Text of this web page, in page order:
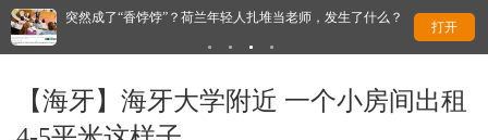
突然成了“香饽饽”？荷兰年轻人扎堆当老师，发生了什么？
打开
【海牙】海牙大学附近 一个小房间出租